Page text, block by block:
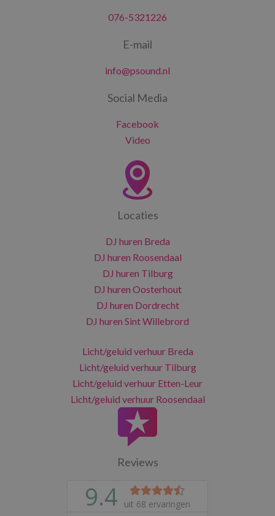
076-5321226
E-mail
info@psound.nl
Social Media
Facebook
Video
Locaties
DJ huren Breda
DJ huren Roosendaal
DJ huren Tilburg
DJ huren Oosterhout
DJ huren Dordrecht
DJ huren Sint Willebrord
Licht/geluid verhuur Breda
Licht/geluid verhuur Tilburg
Licht/geluid verhuur Etten-Leur
Licht/geluid verhuur Roosendaal
Reviews